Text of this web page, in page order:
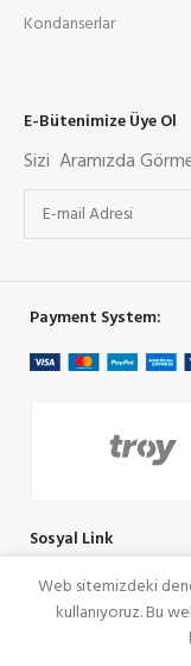
Kondanserlar
E-Bütenimize Üye Ol
Sizi Aramızda
Payment System:
Sosyal Link
Web sitemizdeki
kullanıyoruz. Bu